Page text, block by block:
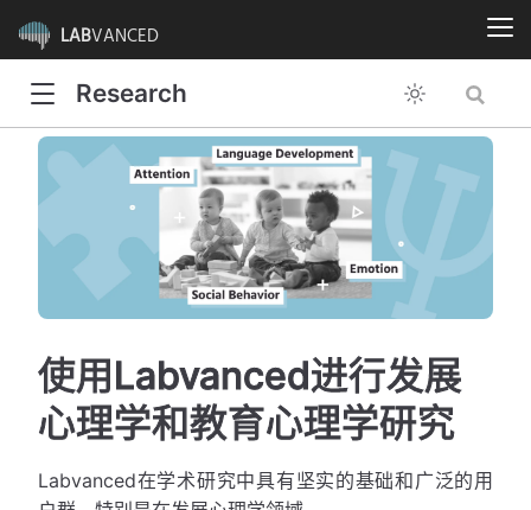
LABVANCED
Research
使用Labvanced进行发展
心理学和教育心理学研究
Labvanced在学术研究中具有坚实的基础和广泛的用